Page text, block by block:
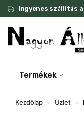
Skip
to
content
Ingyenes szállítás
Termékek
Kezdőlap Üzlet